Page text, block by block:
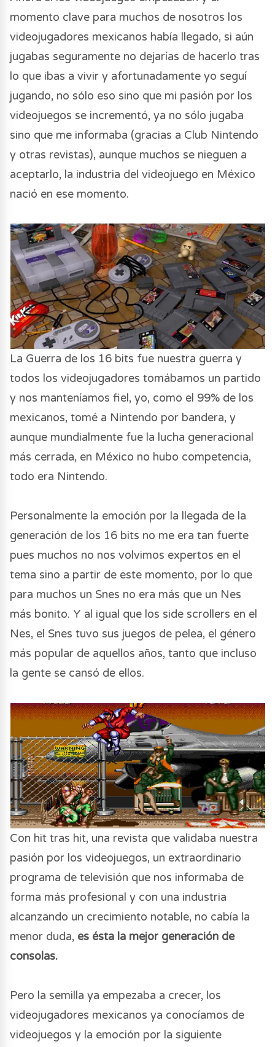
momento clave para muchos de nosotros los
videojugadores mexicanos había llegado, si aún
jugabas seguramente no dejarías de hacerlo tras
lo que ibas a vivir y afortunadamente yo seguí
jugando, no sólo eso sino que mi pasión por los
videojuegos se incrementó, ya no sólo jugaba
sino que me informaba (gracias a Club Nintendo
y otras revistas), aunque muchos se nieguen a
aceptarlo, la industria del videojuego en México
nació en ese momento.
La Guerra de los 16 bits fue nuestra guerra y
todos los videojugadores tomábamos un partido
y nos manteníamos fiel, yo, como el 99% de los
mexicanos, tomé a Nintendo por bandera, y
aunque mundialmente fue la lucha generacional
más cerrada, en México no hubo competencia,
todo era Nintendo.
Personalmente la emoción por la llegada de la
generación de los 16 bits no me era tan fuerte
pues muchos no nos volvimos expertos en el
tema sino a partir de este momento, por lo que
para muchos un Snes no era más que un Nes
más bonito. Y al igual que los side scrollers en el
Nes, el Snes tuvo sus juegos de pelea, el género
más popular de aquellos años, tanto que incluso
la gente se cansó de ellos.
Con hit tras hit, una revista que validaba nuestra
pasión por los videojuegos, un extraordinario
programa de televisión que nos informaba de
forma más profesional y con una industria
alcanzando un crecimiento notable, no cabía la
menor duda, es ésta la mejor generación de
consolas.
Pero la semilla ya empezaba a crecer, los
videojugadores mexicanos ya conocíamos de
videojuegos y la emoción por la siguiente